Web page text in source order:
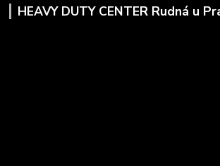
HEAVY DUTY CENTER Rudná u